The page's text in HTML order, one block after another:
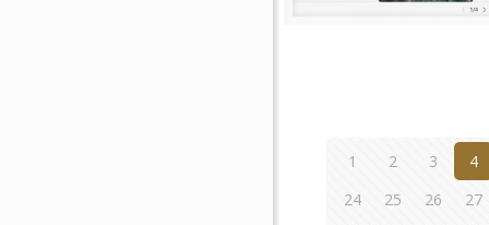
1 2 3
4
24
25 26
27